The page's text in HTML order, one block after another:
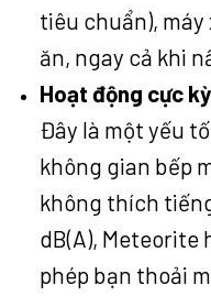
tiêu chuẩn),
ăn, ngay cả khi
Hoạt động cực
Đây là một yếu
không gian bếp
không thích
dB(A), Meteorite
phép bạn thoải